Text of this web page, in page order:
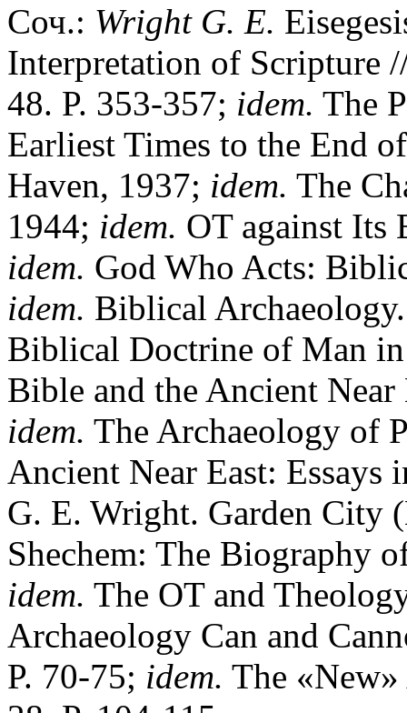
Соч.: Wright G. E.
Interpretation of Scripture
48. P. 353-357; idem. The
Earliest Times to the End
Haven, 1937; idem. The
1944; idem. OT against Its
idem. God Who Acts:
idem. Biblical
Biblical Doctrine of Man
Bible and the Ancient
idem. The Archaeology of
Ancient Near East:
G. E. Wright. Garden City
Shechem: The Biography
idem. The OT and
Archaeology Can and
P. 70-75; idem. The